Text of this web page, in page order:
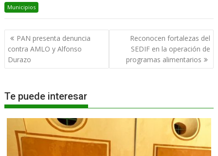
Municipios
Navegación
de
entradas
PAN presenta denuncia
contra AMLO y Alfonso
Durazo
Reconocen fortalezas del
SEDIF en la operación de
programas alimentarios
Te puede interesar